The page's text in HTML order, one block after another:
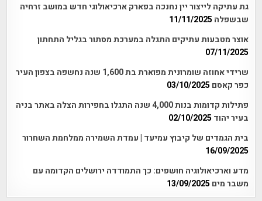
גת עתיקה לייצור יין נחנכה בפארק ארכיאולוגי חדש במושב זרחיה
שבשפלה 11/11/2025
אוצר מטבעות עתיקים התגלה במערכת מסתור בגליל התחתון
07/11/2025
שרידי אחוזה שומרונית מפוארת בת 1,600 שנה נחשפה בצפון העיר
כפר קאסם 03/10/2025
פתילות קדומות בנות 4,000 שנה התגלו בחפירות הצלה באתר בניה
בעיר יהוד 02/10/2025
בית הגמדים של קיבוץ עמיעד | עמדת השמירה ממלחמת השחרור
16/09/2025
מדע וארכיאולוגיה חושפים: כך התמודדה ירושלים הקדומה עם
משבר מים 13/09/2025